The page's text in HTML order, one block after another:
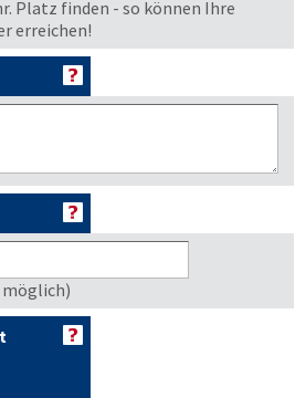
Platz finden - so können Ihre
erreichen!
möglich)